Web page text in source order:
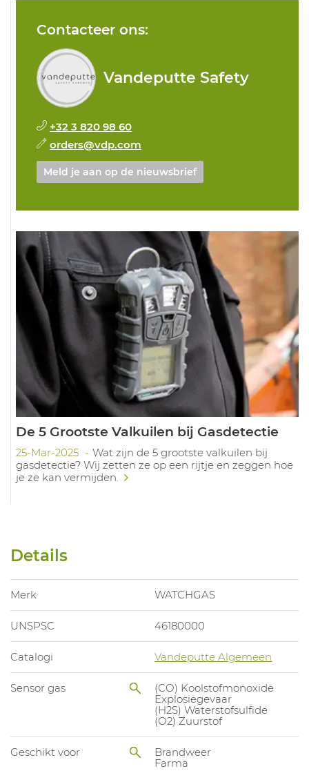
Contacteer ons:
Vandeputte Safety
+32 3 820 98 60
orders@vdp.com
Meld je aan op de nieuwsbrief
De 5 Grootste Valkuilen bij Gasdetectie
25-Mar-2025
Wat zijn de 5 grootste valkuilen bij
gasdetectie? Wij zetten ze op een rijtje en zeggen hoe
je ze kan vermijden.
Details
Merk WATCHGAS
UNSPSC 46180000
Catalogi Vandeputte Algemeen
Sensor gas
(CO) Koolstofmonoxide
Explosiegevaar
(H2S) Waterstofsulfide
(O2) Zuurstof
Geschikt voor
Brandweer
Farma